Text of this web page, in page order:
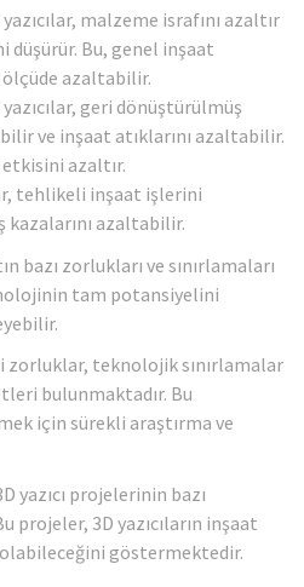
yazıcılar, malzeme israfını azaltır
Bu, genel inşaat
azaltabilir.
yazıcılar, geri dönüştürülmüş
ve inşaat atıklarını azaltabilir.
azaltır.
tehlikeli inşaat işlerini
azaltabilir.
bazı zorlukları ve sınırlamaları
tam potansiyelini
zorluklar, teknolojik sınırlamalar
bulunmaktadır. Bu
için sürekli araştırma ve
yazıcı projelerinin bazı
projeler, 3D yazıcıların inşaat
göstermektedir.